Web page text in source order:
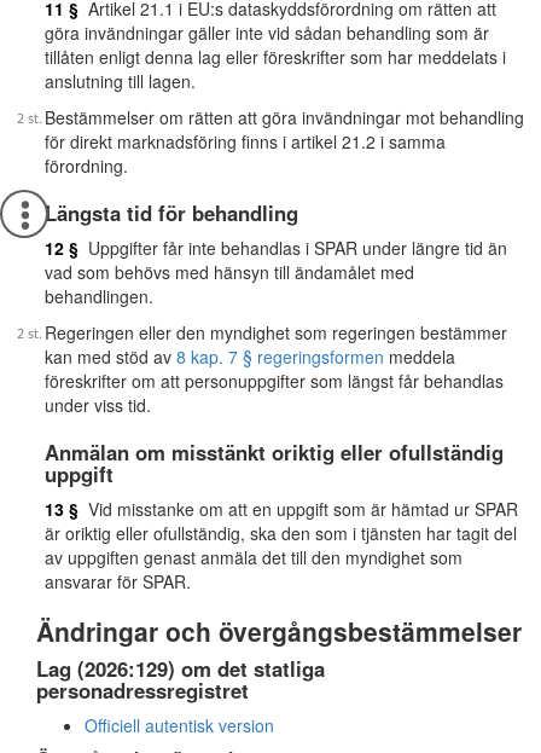
11 § Artikel 21.1 i EU:s dataskyddsförordning om rätten att
göra invändningar gäller inte vid sådan behandling som är
tillåten enligt denna lag eller föreskrifter som har meddelats i
anslutning till lagen.
Bestämmelser om rätten att göra invändningar mot behandling
för direkt marknadsföring finns i artikel 21.2 i samma
förordning.
Längsta tid för behandling
12 § Uppgifter får inte behandlas i SPAR under längre tid än
vad som behövs med hänsyn till ändamålet med
behandlingen.
Regeringen eller den myndighet som regeringen bestämmer
kan med stöd av 8 kap. 7 § regeringsformen meddela
föreskrifter om att personuppgifter som längst får behandlas
under viss tid.
Anmälan om misstänkt oriktig eller ofullständig
uppgift
13 § Vid misstanke om att en uppgift som är hämtad ur SPAR
är oriktig eller ofullständig, ska den som i tjänsten har tagit del
av uppgiften genast anmäla det till den myndighet som
ansvarar för SPAR.
Ändringar och övergångsbestämmelser
Lag (2026:129) om det statliga
personadressregistret
Officiell autentisk version